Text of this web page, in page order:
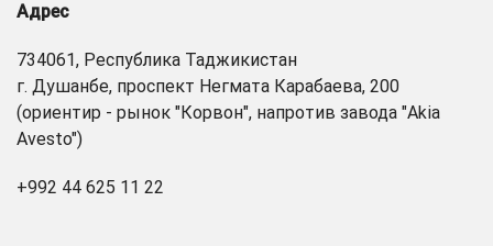
Адрес
734061, Республика Таджикистан
г. Душанбе, проспект Негмата Карабаева, 200
(ориентир - рынок "Корвон", напротив завода "Akia
Avesto")
+992 44 625 11 22